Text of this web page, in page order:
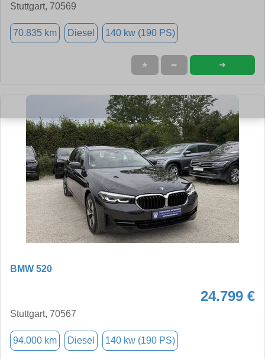
Stuttgart, 70569
70.835 km Diesel 140 kw (190 PS)
★ ➦ ➜
BMW 520
24.799 €
Stuttgart, 70567
94.000 km Diesel 140 kw (190 PS)